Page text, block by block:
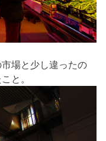
場と少し違ったの
と。